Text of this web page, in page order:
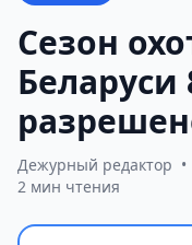
Сезон
Беларуси
Дежурный редактор •
2 мин чтения